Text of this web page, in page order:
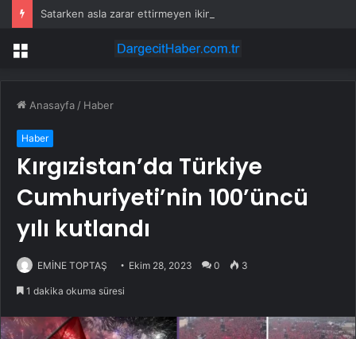
Satarken asla zarar ettirmeyen ikinci el araçlar
Menü
Anasayfa / Haber
Haber
Kırgızistan’da Türkiye
Cumhuriyeti’nin 100’üncü
yılı kutlandı
EMİNE TOPTAŞ Ekim 28, 2023 0 3
1 dakika okuma süresi